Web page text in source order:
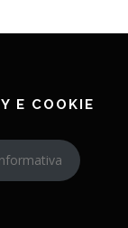
E COOKIE